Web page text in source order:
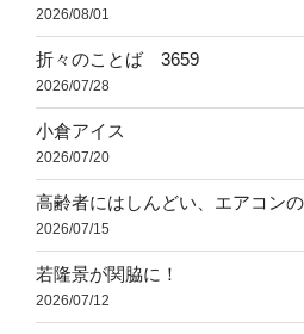
2026/08/01
折々のことば 3659
2026/07/28
小倉アイス
2026/07/20
高齢者にはしんどい、エアコン
2026/07/15
若隆景が関脇に！
2026/07/12